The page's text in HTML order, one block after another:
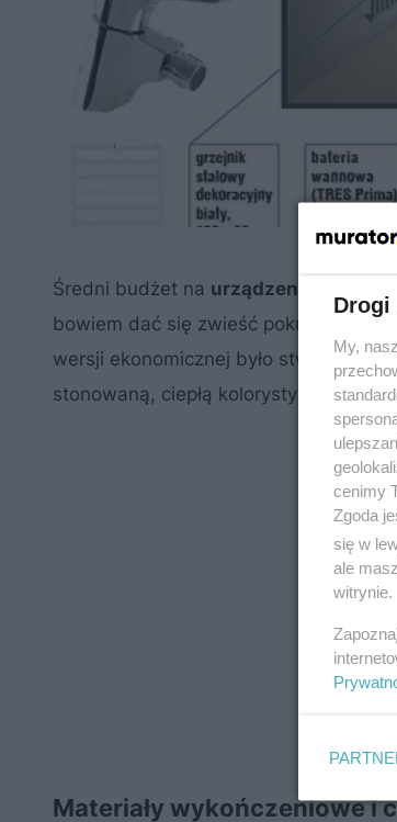
Średni budżet na urządzenie łazienki
bowiem dać się zwieść pokusom
wersji ekonomicznej było stworzenie
stonowaną, ciepłą kolorystyką
Materiały wykończeniowe i
Drogi
My,
cenimy
Zgoda
się w
ale
witrynie.